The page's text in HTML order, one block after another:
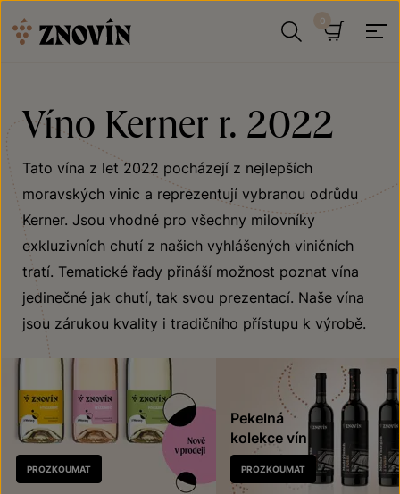
Víno Kerner r. 2022
Tato vína z let 2022 pocházejí z nejlepších
moravských vinic a reprezentují vybranou odrůdu
Kerner. Jsou vhodné pro všechny milovníky
exkluzivních chutí z našich vyhlášených viničních
tratí. Tematické řady přináší možnost poznat vína
jedinečné jak chutí, tak svou prezentací. Naše vína
jsou zárukou kvality i tradičního přístupu k výrobě.
Nově
v prodeji
PROZKOUMAT
Pekelná
kolekce vín
PROZKOUMAT